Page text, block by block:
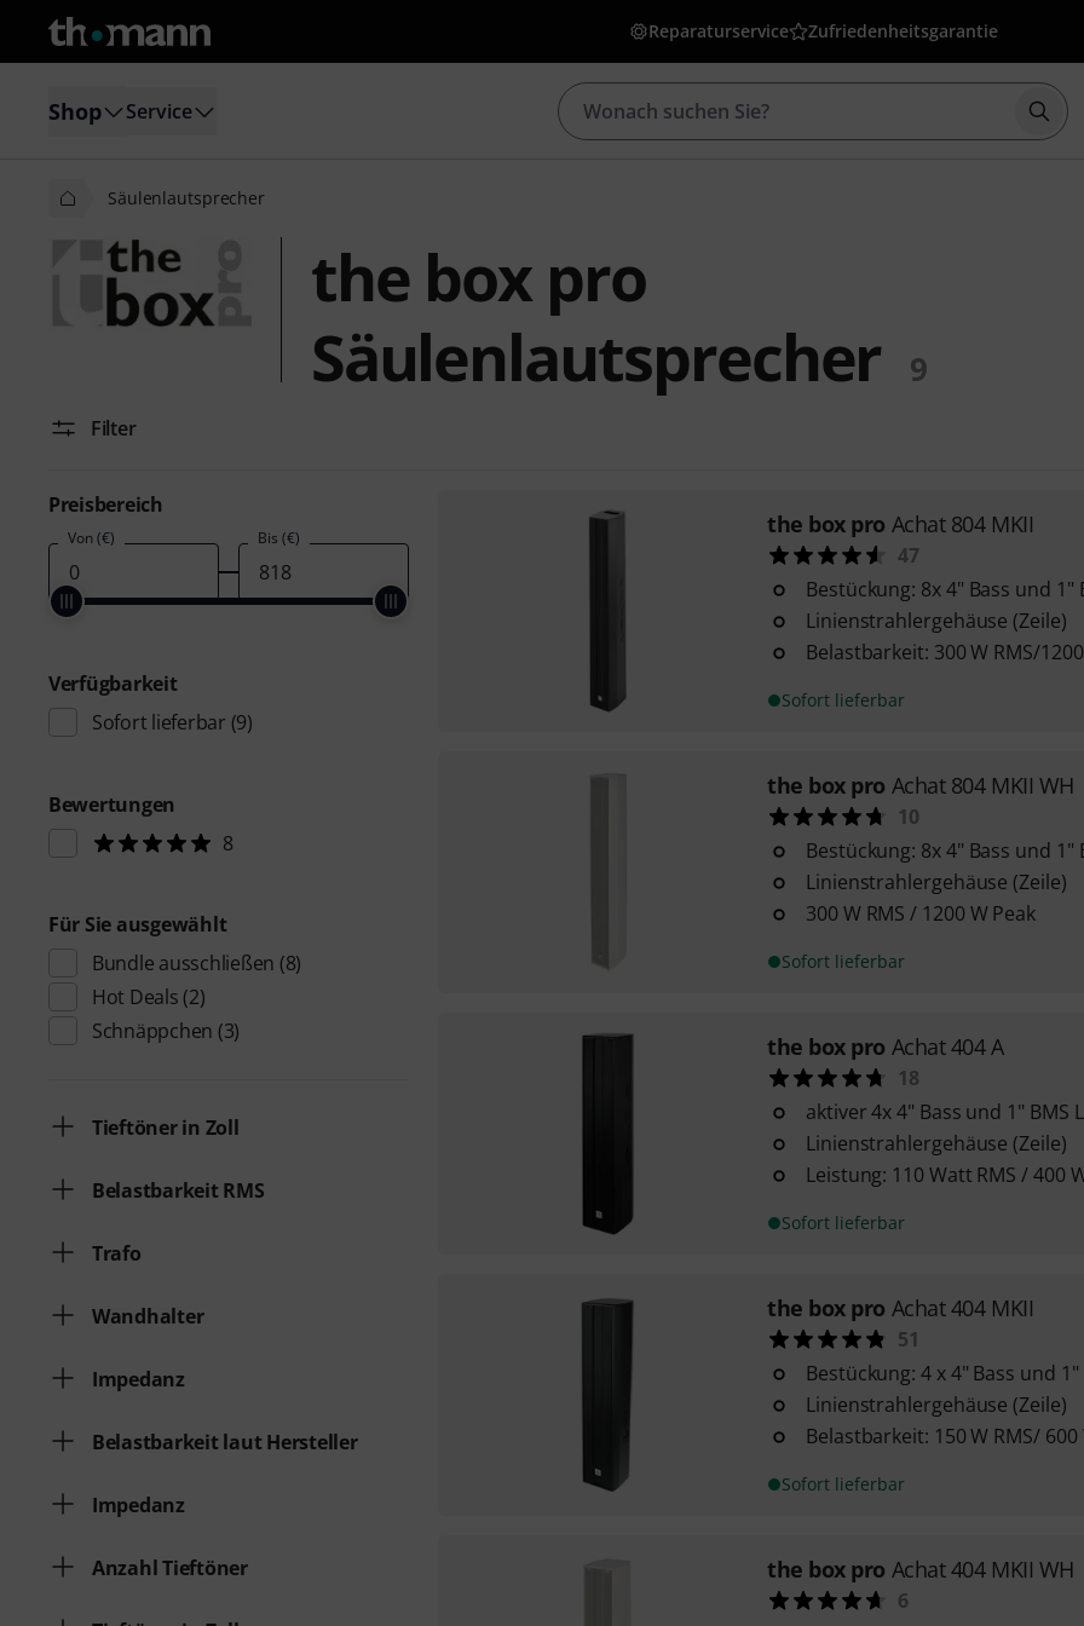
Reparaturservice Zufriedenheitsgarantie
Shop Service
Säulenlautsprecher
the box pro
Säulenlautsprecher
9
Filter
Preisbereich
Von (€) Bis (€)
Verfügbarkeit
Sofort lieferbar (9)
Bewertungen
8
Für Sie ausgewählt
Bundle ausschließen (8)
Hot Deals (2)
Schnäppchen (3)
Tieftöner in Zoll
Belastbarkeit RMS
Trafo
Wandhalter
Impedanz
Belastbarkeit laut Hersteller
Impedanz
Anzahl Tieftöner
the box pro Achat 804 MKII
47
Bestückung: 8x 4" Bass und
Linienstrahlergehäuse (Zeile)
Belastbarkeit: 300 W RMS/
Sofort lieferbar
the box pro Achat 804 MKII WH
10
Bestückung: 8x 4" Bass und
Linienstrahlergehäuse (Zeile)
300 W RMS / 1200 W Peak
Sofort lieferbar
the box pro Achat 404 A
18
aktiver 4x 4" Bass und 1" BMS
Linienstrahlergehäuse (Zeile)
Leistung: 110 Watt RMS / 400
Sofort lieferbar
the box pro Achat 404 MKII
51
Bestückung: 4 x 4" Bass und
Linienstrahlergehäuse (Zeile)
Belastbarkeit: 150 W RMS/ 600
Sofort lieferbar
the box pro Achat 404 MKII WH
6